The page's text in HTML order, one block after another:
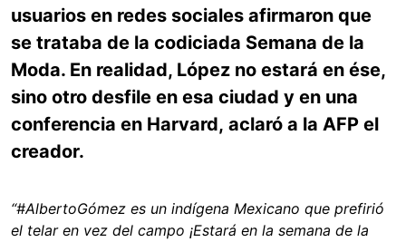
usuarios en redes sociales afirmaron que
se trataba de la codiciada Semana de la
Moda. En realidad, López no estará en ése,
sino otro desfile en esa ciudad y en una
conferencia en Harvard, aclaró a la AFP el
creador.
“#AlbertoGómez es un indígena Mexicano que prefirió
el telar en vez del campo ¡Estará en la semana de la